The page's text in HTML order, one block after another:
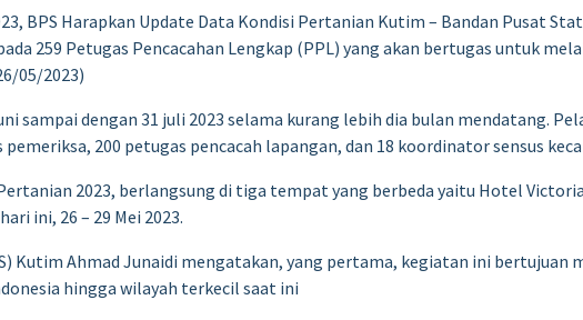
BPS Harapkan Update Data Kondisi Pertanian Kutim – Bandan Pusat
259 Petugas Pencacahan Lengkap (PPL) yang akan bertugas untuk
05/2023)
sampai dengan 31 juli 2023 selama kurang lebih dia bulan mendatang.
200 petugas pencacah lapangan, dan 18 koordinator sensus
2023, berlangsung di tiga tempat yang berbeda yaitu Hotel
ini, 26 – 29 Mei 2023.
Kutim Ahmad Junaidi mengatakan, yang pertama, kegiatan ini bertujuan
hingga wilayah terkecil saat ini